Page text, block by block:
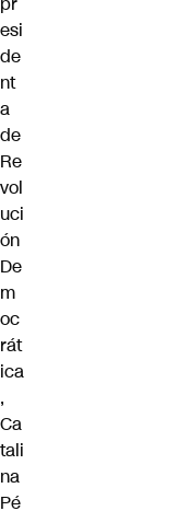
esi
de
nt
a
de
Re
vol
uci
ón
De
m
oc
rát
ica
,
Ca
tali
na
Pé